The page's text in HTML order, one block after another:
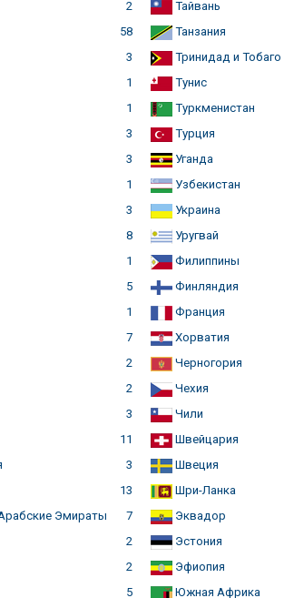
2
58
3
1
1
3
3
1
3
8
1
5
1
7
2
2
3
11
3
13
Эмираты
7
2
2
5
Тайвань
Танзания
Тринидад и Тобаго
Тунис
Туркменистан
Турция
Уганда
Узбекистан
Украина
Уругвай
Филиппины
Финляндия
Франция
Хорватия
Черногория
Чехия
Чили
Швейцария
Швеция
Шри-Ланка
Эквадор
Эстония
Эфиопия
Южная Африка